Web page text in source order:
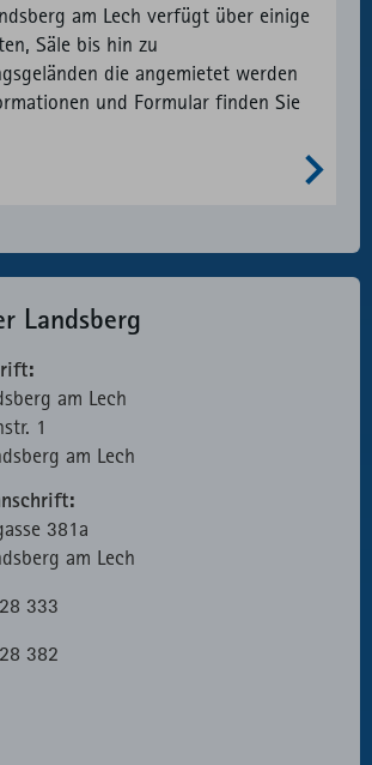
am Lech verfügt über einige
Säle bis hin zu
die angemietet werden
und Formular finden Sie
Landsberg
am Lech
1
am Lech
381a
am Lech
333
382